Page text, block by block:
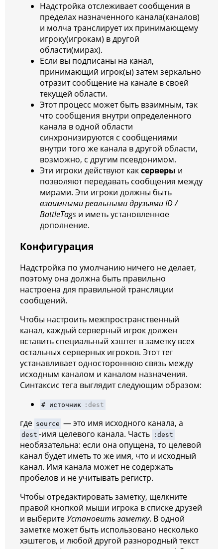
Надстройка отслеживает сообщения в
пределах назначенного канала(каналов)
и молча транслирует их принимающему
игроку(игрокам) в другой
области(мирах).
Если вы подписаны на канал,
принимающий игрок(ы) затем зеркально
отразит сообщение на канале в своей
текущей области.
Этот процесс может быть взаимным, так
что сообщения внутри определенного
канала в одной области
синхронизируются с сообщениями
внутри того же канала в другой области,
возможно, с другим псевдонимом.
Эти игроки действуют каксерверы и
позволяют передавать сообщения между
мирами. Эти игроки должны быть
взаимными реальными друзьями ID /
BattleTags и иметь установленное
дополнение.
Конфигурация
Надстройка по умолчанию ничего не делает,
поэтому она должна быть правильно
настроена для правильной трансляции
сообщений.
Чтобы настроить межпространственный
канал, каждый серверный игрок должен
вставить специальный хэштег в заметку всех
остальных серверных игроков. Этот тег
устанавливает одностороннюю связь между
исходным каналом и каналом назначения.
Синтаксис тега выглядит следующим образом:
# источник :dest
где source — это имя исходного канала, а
dest -имя целевого канала. Часть :dest
необязательна: если она опущена, то целевой
канал будет иметь то же имя, что и исходный
канал. Имя канала может не содержать
пробелов и не учитывать регистр.
Чтобы отредактировать заметку, щелкните
правой кнопкой мыши игрока в списке друзей
и выберитеУстановить заметку. В одной
заметке может быть использовано несколько
хэштегов, и любой другой разнородный текст